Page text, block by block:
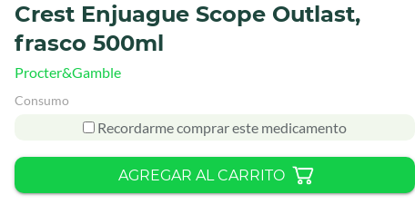
Crest Enjuague Scope Outlast,
frasco 500ml
Procter&Gamble
Consumo
Recordarme comprar este medicamento
AGREGAR AL CARRITO